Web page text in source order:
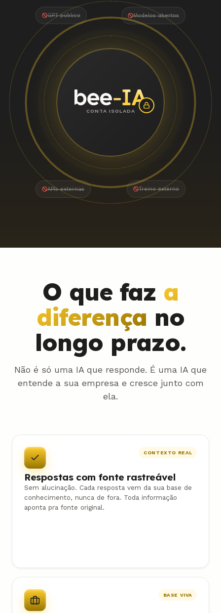
CONTA ISOLADA
GPT público Modelos abertos
APIs externas Treino externo
O que faz a
diferença no
longo prazo.
Não é só uma IA que responde. É uma IA que
entende a sua empresa e cresce junto com
ela.
CONTEXTO REAL
Respostas com fonte rastreável
Sem alucinação. Cada resposta vem da sua base de
conhecimento, nunca de fora. Toda informação
aponta pra fonte original.
BASE VIVA